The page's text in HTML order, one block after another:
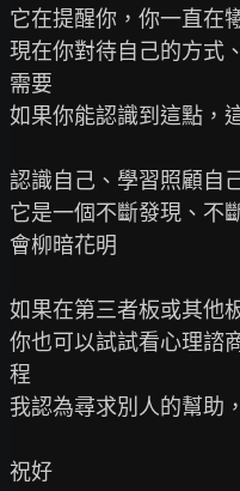
它在提醒你，你一直在
現在你對待自己的方式
需要
如果你能認識到這點，
認識自己、學習照顧自
它是一個不斷發現、不
會柳暗花明
如果在第三者板或其他
你也可以試試看心理諮
程
我認為尋求別人的幫助